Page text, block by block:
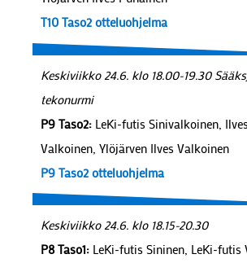
T10 Taso2 otteluohjelma
Keskiviikko 24.6. klo 18.00-19.30
tekonurmi
P9 Taso2: LeKi-futis Sinivalkoinen,
Valkoinen, Ylöjärven Ilves Valkoinen
P9 Taso2 otteluohjelma
Keskiviikko 24.6. klo 18.15-20.30
P8 Taso1: LeKi-futis Sininen, LeKi-futis